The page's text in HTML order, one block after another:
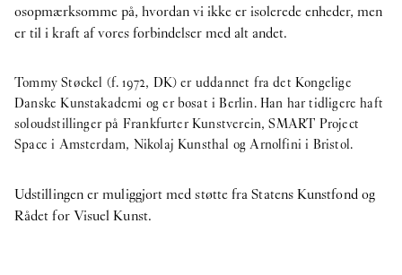
osopmærksomme på, hvordan vi ikke er isolerede enheder, men
er til i kraft af vores forbindelser med alt andet.
Tommy Støckel (f. 1972, DK) er uddannet fra det Kongelige
Danske Kunstakademi og er bosat i Berlin. Han har tidligere haft
soloudstillinger på Frankfurter Kunstverein, SMART Project
Space i Amsterdam, Nikolaj Kunsthal og Arnolfini i Bristol.
Udstillingen er muliggjort med støtte fra Statens Kunstfond og
Rådet for Visuel Kunst.